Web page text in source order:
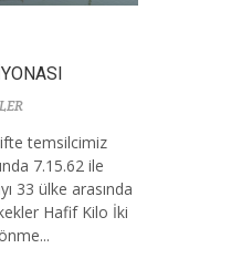
temsilcimiz
7.15.62 ile
33 ülke arasında
Hafif Kilo İki